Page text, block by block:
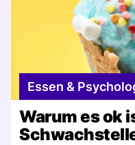
Essen &
Warum es ok